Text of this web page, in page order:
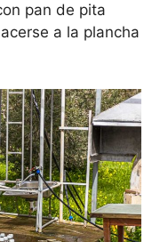
pan de pita
a la plancha